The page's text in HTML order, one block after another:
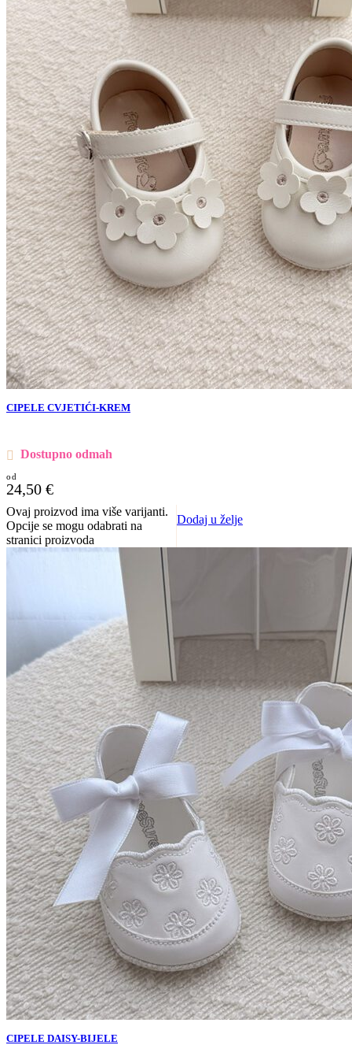
CIPELE CVJETIĆI-KREM
Dostupno odmah
24,50 €
Ovaj proizvod ima više varijanti.
Opcije se mogu odabrati na
stranici proizvoda
Dodaj u želje
CIPELE DAISY-BIJELE